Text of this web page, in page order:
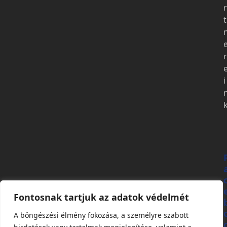
Fontosnak tartjuk az adatok védelmét
A böngészési élmény fokozása, a személyre szabott
r
t
r
i